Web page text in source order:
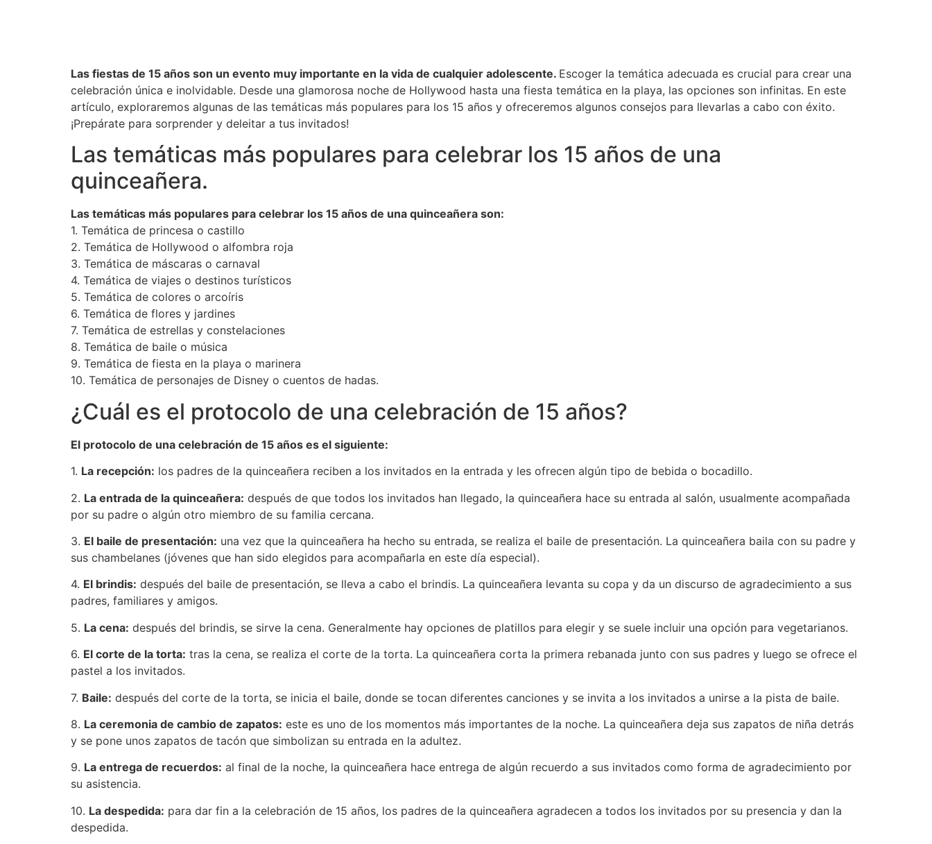
Las fiestas de 15 años son un evento muy importante en la vida de cualquier adolescente. Escoger la temática adecuada es crucial para crear una
celebración única e inolvidable. Desde una glamorosa noche de Hollywood hasta una fiesta temática en la playa, las opciones son infinitas. En este
artículo, exploraremos algunas de las temáticas más populares para los 15 años y ofreceremos algunos consejos para llevarlas a cabo con éxito.
¡Prepárate para sorprender y deleitar a tus invitados!
Las temáticas más populares para celebrar los 15 años de una
quinceañera.
Las temáticas más populares para celebrar los 15 años de una quinceañera son:
1. Temática de princesa o castillo
2. Temática de Hollywood o alfombra roja
3. Temática de máscaras o carnaval
4. Temática de viajes o destinos turísticos
5. Temática de colores o arcoíris
6. Temática de flores y jardines
7. Temática de estrellas y constelaciones
8. Temática de baile o música
9. Temática de fiesta en la playa o marinera
10. Temática de personajes de Disney o cuentos de hadas.
¿Cuál es el protocolo de una celebración de 15 años?
El protocolo de una celebración de 15 años es el siguiente:
1. La recepción: los padres de la quinceañera reciben a los invitados en la entrada y les ofrecen algún tipo de bebida o bocadillo.
2. La entrada de la quinceañera: después de que todos los invitados han llegado, la quinceañera hace su entrada al salón, usualmente acompañada
por su padre o algún otro miembro de su familia cercana.
3. El baile de presentación: una vez que la quinceañera ha hecho su entrada, se realiza el baile de presentación. La quinceañera baila con su padre y
sus chambelanes (jóvenes que han sido elegidos para acompañarla en este día especial).
4. El brindis: después del baile de presentación, se lleva a cabo el brindis. La quinceañera levanta su copa y da un discurso de agradecimiento a sus
padres, familiares y amigos.
5. La cena: después del brindis, se sirve la cena. Generalmente hay opciones de platillos para elegir y se suele incluir una opción para vegetarianos.
6. El corte de la torta: tras la cena, se realiza el corte de la torta. La quinceañera corta la primera rebanada junto con sus padres y luego se ofrece el
pastel a los invitados.
7. Baile: después del corte de la torta, se inicia el baile, donde se tocan diferentes canciones y se invita a los invitados a unirse a la pista de baile.
8. La ceremonia de cambio de zapatos: este es uno de los momentos más importantes de la noche. La quinceañera deja sus zapatos de niña detrás
y se pone unos zapatos de tacón que simbolizan su entrada en la adultez.
9. La entrega de recuerdos: al final de la noche, la quinceañera hace entrega de algún recuerdo a sus invitados como forma de agradecimiento por
su asistencia.
10. La despedida: para dar fin a la celebración de 15 años, los padres de la quinceañera agradecen a todos los invitados por su presencia y dan la
despedida.